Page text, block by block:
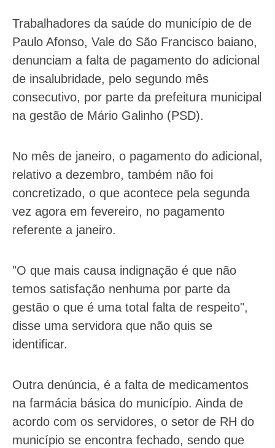
Trabalhadores da saúde do município de de
Paulo Afonso, Vale do São Francisco baiano,
denunciam a falta de pagamento do adicional
de insalubridade, pelo segundo mês
consecutivo, por parte da prefeitura municipal
na gestão de Mário Galinho (PSD).
No mês de janeiro, o pagamento do adicional,
relativo a dezembro, também não foi
concretizado, o que acontece pela segunda
vez agora em fevereiro, no pagamento
referente a janeiro.
"O que mais causa indignação é que não
temos satisfação nenhuma por parte da
gestão o que é uma total falta de respeito",
disse uma servidora que não quis se
identificar.
Outra denúncia, é a falta de medicamentos
na farmácia básica do município. Ainda de
acordo com os servidores, o setor de RH do
município se encontra fechado, sendo que